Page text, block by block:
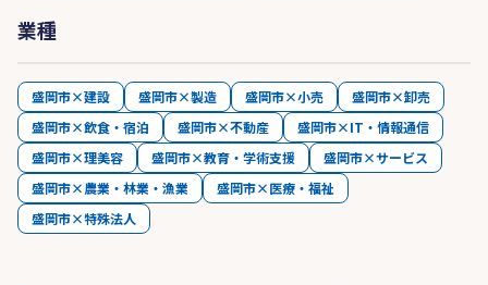
業種
盛岡市×建設 盛岡市×製造 盛岡市×小売
盛岡市×卸売
盛岡市×飲食・宿泊
盛岡市×不動産
盛岡市×IT・情報通信
盛岡市×理美容
盛岡市×教育・学術支援
盛岡市×サービス
盛岡市×農業・林業・漁業
盛岡市×医療・福祉
盛岡市×特殊法人